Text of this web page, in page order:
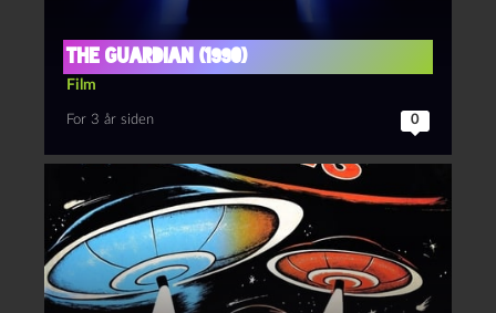
The guardian (1990)
Film
For 3 år siden 0